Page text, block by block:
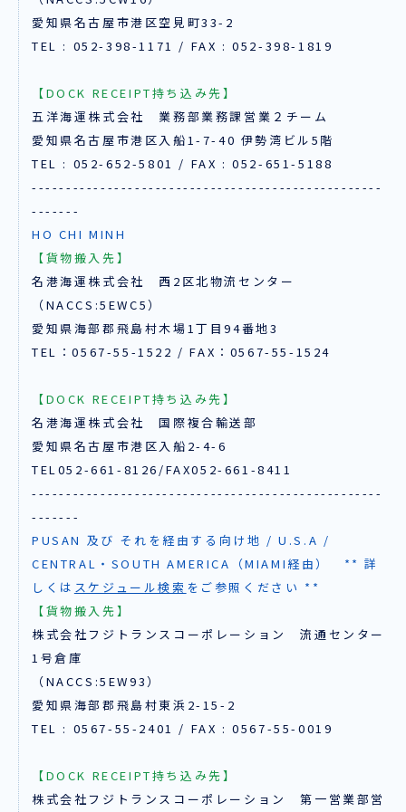
愛知県名古屋市港区空見町33-2
TEL : 052-398-1171 / FAX : 052-398-1819
【DOCK RECEIPT持ち込み先】
五洋海運株式会社 業務部業務課営業２チーム
愛知県名古屋市港区入船1-7-40 伊勢湾ビル5階
TEL : 052-652-5801 / FAX : 052-651-5188
---------------------------------------------------
-------
HO CHI MINH
【貨物搬入先】
名港海運株式会社 西2区北物流センター
（NACCS:5EWC5）
愛知県海部郡飛島村木場1丁目94番地3
TEL：0567-55-1522 / FAX：0567-55-1524
【DOCK RECEIPT持ち込み先】
名港海運株式会社 国際複合輸送部
愛知県名古屋市港区入船2-4-6
TEL052-661-8126/FAX052-661-8411
---------------------------------------------------
-------
PUSAN 及び それを経由する向け地 / U.S.A /
CENTRAL・SOUTH AMERICA（MIAMI経由） ** 詳
しくは スケジュール検索 をご参照ください **
【貨物搬入先】
株式会社フジトランスコーポレーション 流通センター
1号倉庫
（NACCS:5EW93）
愛知県海部郡飛島村東浜2-15-2
TEL : 0567-55-2401 / FAX : 0567-55-0019
【DOCK RECEIPT持ち込み先】
株式会社フジトランスコーポレーション 第一営業部営